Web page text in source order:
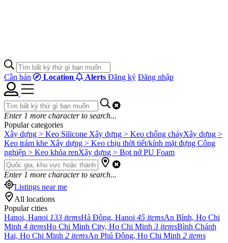
Cần bán Location Alerts Đăng ký Đăng nhập
Enter 1 more character to search...
Popular categories
Xây dựng > Keo Silicone Xây dựng > Keo chống cháyXây dựng >
Keo trám khe Xây dựng > Keo chịu thời tiết/kính mặt đựng Công
nghiệp > Keo khóa renXây dựng > Bọt nở PU Foam
Enter 1 more character to search...
Listings near me
All locations
Popular cities
Hanoi, Hanoi 133 itemsHà Đông, Hanoi 45 itemsAn Bình, Ho Chi
Minh 4 itemsHo Chi Minh City, Ho Chi Minh 3 itemsBình Chánh
Hai, Ho Chi Minh 2 itemsAn Phú Đông, Ho Chi Minh 2 items